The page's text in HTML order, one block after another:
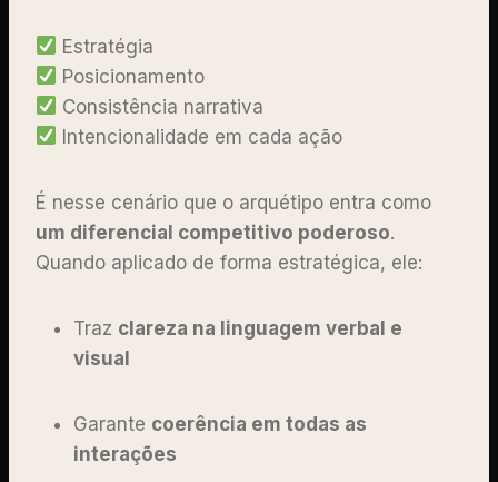
Estratégia
Posicionamento
Consistência narrativa
Intencionalidade em cada ação
É nesse cenário que o arquétipo entra como
um diferencial competitivo poderoso.
Quando aplicado de forma estratégica, ele:
Traz clareza na linguagem verbal e
visual
Garante coerência em todas as
interações